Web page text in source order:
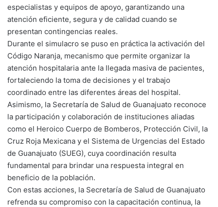
especialistas y equipos de apoyo, garantizando una
atención eficiente, segura y de calidad cuando se
presentan contingencias reales.
Durante el simulacro se puso en práctica la activación del
Código Naranja, mecanismo que permite organizar la
atención hospitalaria ante la llegada masiva de pacientes,
fortaleciendo la toma de decisiones y el trabajo
coordinado entre las diferentes áreas del hospital.
Asimismo, la Secretaría de Salud de Guanajuato reconoce
la participación y colaboración de instituciones aliadas
como el Heroico Cuerpo de Bomberos, Protección Civil, la
Cruz Roja Mexicana y el Sistema de Urgencias del Estado
de Guanajuato (SUEG), cuya coordinación resulta
fundamental para brindar una respuesta integral en
beneficio de la población.
Con estas acciones, la Secretaría de Salud de Guanajuato
refrenda su compromiso con la capacitación continua, la